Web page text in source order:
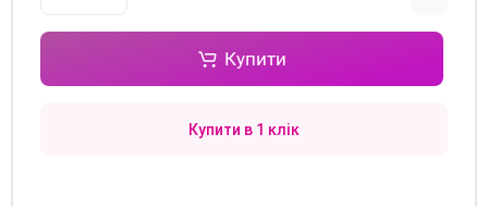
Купити
Купити в 1 клік